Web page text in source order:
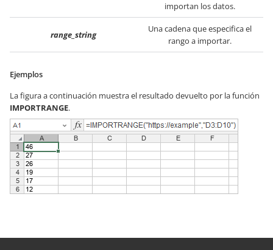
importan los datos.
range_string
Una cadena que especifica el
rango a importar.
Ejemplos
La figura a continuación muestra el resultado devuelto por la función
IMPORTRANGE.